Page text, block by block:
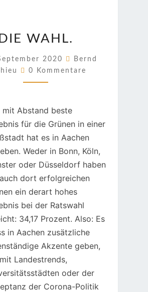
WAHL.
DIE WAHL.
2020
Bernd
Kommentare
0 Kommentare
mit Abstand beste
für die Grünen in einer
hat es in Aachen
Weder in Bonn, Köln,
oder Düsseldorf haben
dort erfolgreichen
ein derart hohes
bei der Ratswahl
34,17 Prozent. Also: Es
in Aachen zusätzliche
Akzente geben,
Landestrends,
oder der
der Corona-Politik